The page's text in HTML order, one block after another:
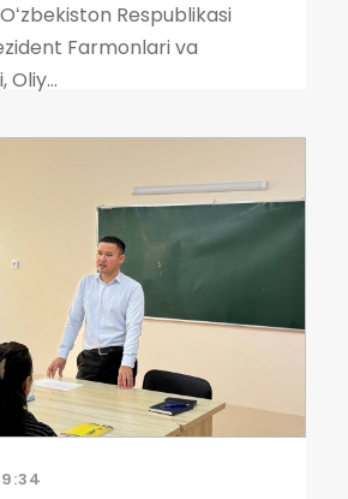
Oʻzbekiston Respublikasi
Farmonlari va
Oliy...